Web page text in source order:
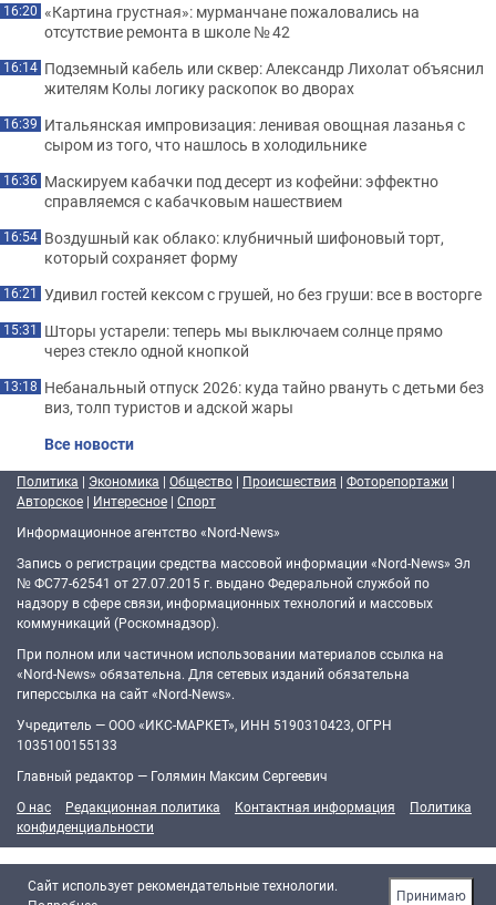
16:20 «Картина грустная»: мурманчане пожаловались на
отсутствие ремонта в школе № 42
16:14 Подземный кабель или сквер: Александр Лихолат объяснил
жителям Колы логику раскопок во дворах
16:39 Итальянская импровизация: ленивая овощная лазанья с
сыром из того, что нашлось в холодильнике
16:36 Маскируем кабачки под десерт из кофейни: эффектно
справляемся с кабачковым нашествием
16:54 Воздушный как облако: клубничный шифоновый торт,
который сохраняет форму
16:21 Удивил гостей кексом с грушей, но без груши: все в восторге
15:31 Шторы устарели: теперь мы выключаем солнце прямо
через стекло одной кнопкой
13:18 Небанальный отпуск 2026: куда тайно рвануть с детьми без
виз, толп туристов и адской жары
Все новости
Политика | Экономика | Общество | Происшествия | Фоторепортажи |
Авторское | Интересное | Спорт
Информационное агентство «Nord-News»
Запись о регистрации средства массовой информации «Nord-News» Эл
№ ФС77-62541 от 27.07.2015 г. выдано Федеральной службой по
надзору в сфере связи, информационных технологий и массовых
коммуникаций (Роскомнадзор).
При полном или частичном использовании материалов ссылка на
«Nord-News» обязательна. Для сетевых изданий обязательна
гиперссылка на сайт «Nord-News».
Учредитель — ООО «ИКС-МАРКЕТ», ИНН 5190310423, ОГРН
1035100155133
Главный редактор — Голямин Максим Сергеевич
О нас
Редакционная политика Контактная информация
Политика
конфиденциальности
Cайт использует рекомендательные технологии.
Принимаю